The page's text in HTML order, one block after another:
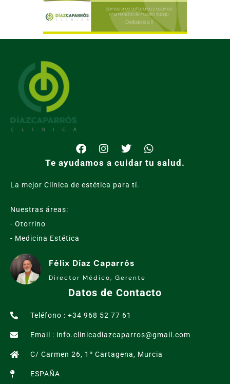
Te ayudamos a cuidar tu salud.
La mejor Clínica de estética para tí.
Nuestras áreas:
- Otorrino
- Medicina Estética
Félix Díaz Caparrós
Director Médico, Gerente
Datos de Contacto
Teléfono : +34 968 52 77 61
Email : info.clinicadiazcaparros@gmail.com
C/ Carmen 26, 1º Cartagena, Murcia
ESPAÑA